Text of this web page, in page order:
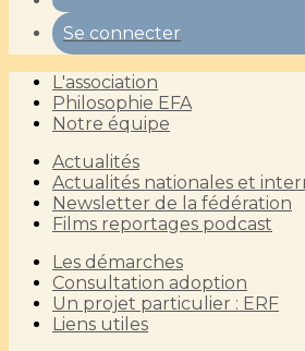
Se connecter
L'association
Philosophie EFA
Notre équipe
Actualités
Actualités nationales et
Newsletter de la fédération
Films reportages podcast
Les démarches
Consultation adoption
Un projet particulier : ERF
Liens utiles